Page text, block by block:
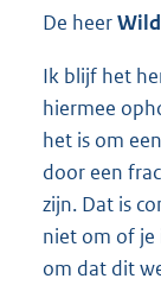
De heer
Ik blijf het
hiermee
het is om
door een
zijn. Dat is
niet om of je
om dat dit